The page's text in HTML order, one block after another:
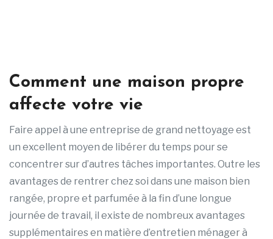
Comment une maison propre
affecte votre vie
Faire appel à une entreprise de grand nettoyage est
un excellent moyen de libérer du temps pour se
concentrer sur d’autres tâches importantes. Outre les
avantages de rentrer chez soi dans une maison bien
rangée, propre et parfumée à la fin d’une longue
journée de travail, il existe de nombreux avantages
supplémentaires en matière d’entretien ménager à